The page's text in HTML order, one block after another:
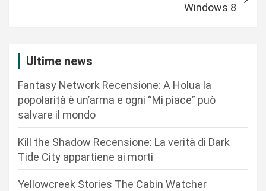
a
Windows 8
Ultime news
Fantasy Network Recensione: A Holua la
popolarità è un’arma e ogni “Mi piace” può
salvare il mondo
Kill the Shadow Recensione: La verità di Dark
Tide City appartiene ai morti
Yellowcreek Stories The Cabin Watcher